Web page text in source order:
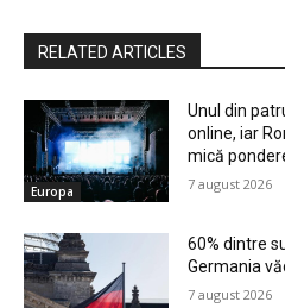
RELATED ARTICLES
Europa
Unul din
online, iar
mică
7 august 2026
60% dintre
Germania
7 august 2026